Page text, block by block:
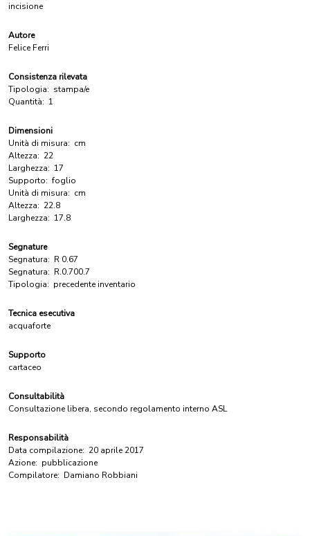
incisione
Autore
Felice Ferri
Consistenza rilevata
Tipologia: stampa/e
Quantità: 1
Dimensioni
Unità di misura: cm
Altezza: 22
Larghezza: 17
Supporto: foglio
Unità di misura: cm
Altezza: 22.8
Larghezza: 17.8
Segnature
Segnatura: R 0.67
Segnatura: R.0.700.7
Tipologia: precedente inventario
Tecnica esecutiva
acquaforte
Supporto
cartaceo
Consultabilità
Consultazione libera, secondo regolamento interno ASL
Responsabilità
Data compilazione: 20 aprile 2017
Azione: pubblicazione
Compilatore: Damiano Robbiani